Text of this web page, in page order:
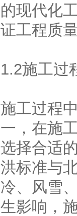
的现代化
证工程质
1.2施工过
施工过程
一，在施
选择合适
洪标准与
冷、风雪
生影响，